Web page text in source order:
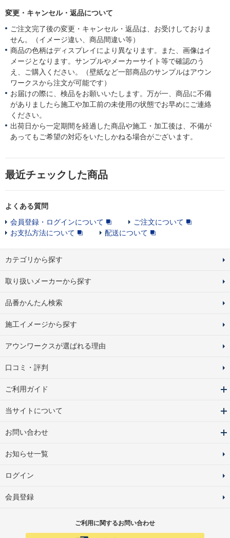
変更・キャンセル・返品について
ご注文完了後の変更・キャンセル・返品は、お受けしておりま
せん。（イメージ違い、商品間違い等）
商品の色柄はディスプレイにより異なります。また、画像はイ
メージとなります。サンプルやメーカーサイト等で確認のう
え、ご購入ください。（壁紙など一部商品のサンプルはアウン
ワークスから注文が可能です）
お届けの際に、検品をお願いいたします。万が一、商品に不備
がありましたら施工や加工前の未使用の状態でお早めにご連絡
ください。
出荷日から一定期間を経過した商品や施工・加工後は、不備が
あってもご希望の対応をいたしかねる場合がございます。
最近チェックした商品
よくある質問
会員登録・ログインについて
ご注文について
お支払方法について
配送について
カテゴリから探す
取り扱いメーカーから探す
品番かんたん検索
施工イメージから探す
アウンワークスが選ばれる理由
口コミ・評判
ご利用ガイド
当サイトについて
お問い合わせ
お知らせ一覧
ログイン
会員登録
ご利用に関するお問い合わせ